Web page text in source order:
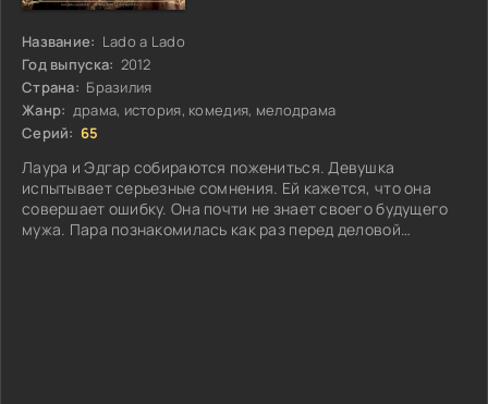
Название: Lado a Lado
Год выпуска: 2012
Страна: Бразилия
Жанр: драма, история, комедия, мелодрама
Серий: 65
Лаура и Эдгар собираются пожениться. Девушка
испытывает серьезные сомнения. Ей кажется, что она
совершает ошибку. Она почти не знает своего будущего
мужа. Пара познакомилась как раз перед деловой